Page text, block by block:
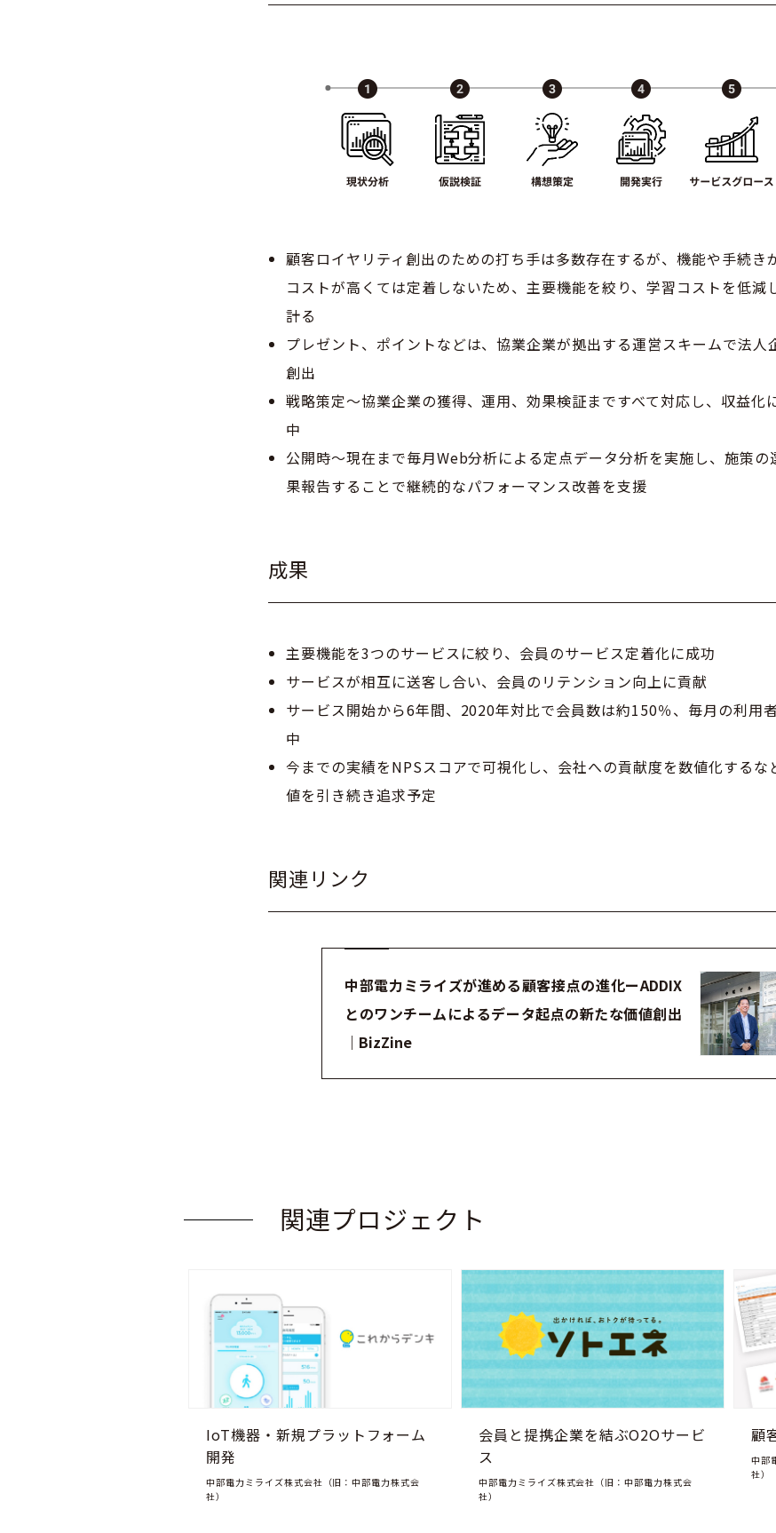
顧客ロイヤリティ創出のための打ち手は多数存在するが、機能や手続き
コストが高くては定着しないため、主要機能を絞り、学習コストを低減
計る
プレゼント、ポイントなどは、協業企業が拠出する運営スキームで法人
創出
戦略策定～協業企業の獲得、運用、効果検証まですべて対応し、収益化
中
公開時〜現在まで毎月Web分析による定点データ分析を実施し、施策の
果報告することで継続的なパフォーマンス改善を支援
成果
主要機能を3つのサービスに絞り、会員のサービス定着化に成功
サービスが相互に送客し合い、会員のリテンション向上に貢献
サービス開始から6年間、2020年対比で会員数は約150％、毎月の利用
中
今までの実績をNPSスコアで可視化し、会社への貢献度を数値化するな
値を引き続き追求予定
関連リンク
中部電力ミライズが進める顧客接点の進化ーADDIX
とのワンチームによるデータ起点の新たな価値創出
｜BizZine
関連プロジェクト
IoT機器・新規プラットフォーム
開発
中部電力ミライズ株式会社（旧：中部電力株式会
社）
会員と提携企業を結ぶO2Oサービ
ス
中部電力ミライズ株式会社（旧：中部電力株式会
社）
顧
中部
社）